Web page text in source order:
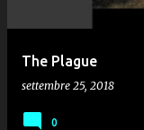
The Plague
settembre 25, 2018
0